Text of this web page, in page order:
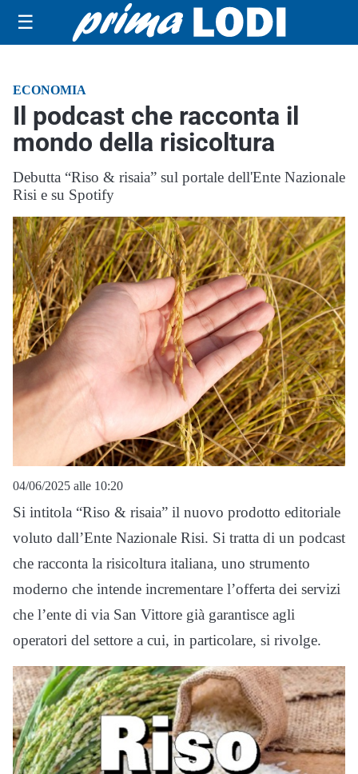
☰
ECONOMIA
Il podcast che racconta il
mondo della risicoltura
Debutta “Riso & risaia” sul portale dell'Ente Nazionale
Risi e su Spotify
04/06/2025 alle 10:20
Si intitola “Riso & risaia” il nuovo prodotto editoriale
voluto dall’Ente Nazionale Risi. Si tratta di un podcast
che racconta la risicoltura italiana, uno strumento
moderno che intende incrementare l’offerta dei servizi
che l’ente di via San Vittore già garantisce agli
operatori del settore a cui, in particolare, si rivolge.